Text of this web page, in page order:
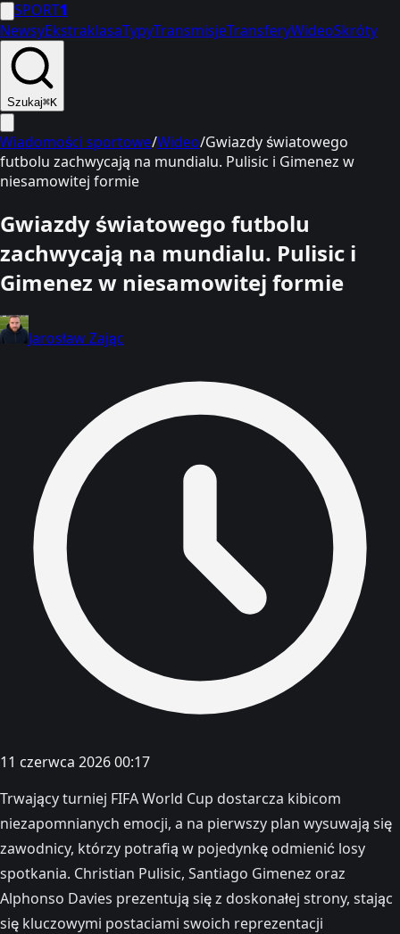
SPORT1
NewsyEkstraklasaTypyTransmisjeTransferyWideoSkróty
Szukaj⌘K
Wiadomości sportowe/Wideo/Gwiazdy światowego
futbolu zachwycają na mundialu. Pulisic i Gimenez w
niesamowitej formie
Gwiazdy światowego futbolu
zachwycają na mundialu. Pulisic i
Gimenez w niesamowitej formie
Jarosław Zając
11 czerwca 2026 00:17
Trwający turniej FIFA World Cup dostarcza kibicom
niezapomnianych emocji, a na pierwszy plan wysuwają się
zawodnicy, którzy potrafią w pojedynkę odmienić losy
spotkania. Christian Pulisic, Santiago Gimenez oraz
Alphonso Davies prezentują się z doskonałej strony, stając
się kluczowymi postaciami swoich reprezentacji